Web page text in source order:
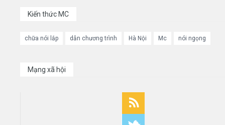
Kiến thức MC
chữa nói lắp dẫn chương trình Hà Nội Mc nói ngọng
Mạng xã hội